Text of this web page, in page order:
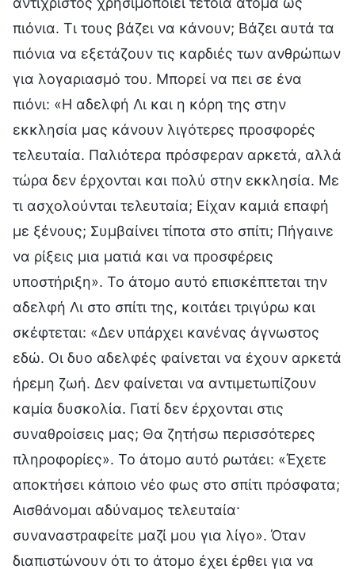
πιόνια. Τι τους βάζει να κάνουν; Βάζει αυτά τα
πιόνια να εξετάζουν τις καρδιές των ανθρώπων
για λογαριασμό του. Μπορεί να πει σε ένα
πιόνι: «Η αδελφή Λι και η κόρη της στην
εκκλησία μας κάνουν λιγότερες προσφορές
τελευταία. Παλιότερα πρόσφεραν αρκετά, αλλά
τώρα δεν έρχονται και πολύ στην εκκλησία. Με
τι ασχολούνται τελευταία; Είχαν καμιά επαφή
με ξένους; Συμβαίνει τίποτα στο σπίτι; Πήγαινε
να ρίξεις μια ματιά και να προσφέρεις
υποστήριξη». Το άτομο αυτό επισκέπτεται την
αδελφή Λι στο σπίτι της, κοιτάει τριγύρω και
σκέφτεται: «Δεν υπάρχει κανένας άγνωστος
εδώ. Οι δυο αδελφές φαίνεται να έχουν αρκετά
ήρεμη ζωή. Δεν φαίνεται να αντιμετωπίζουν
καμία δυσκολία. Γιατί δεν έρχονται στις
συναθροίσεις μας; Θα ζητήσω περισσότερες
πληροφορίες». Το άτομο αυτό ρωτάει: «Έχετε
αποκτήσει κάποιο νέο φως στο σπίτι πρόσφατα;
Αισθάνομαι αδύναμος τελευταία·
συναναστραφείτε μαζί μου για λίγο». Όταν
διαπιστώνουν ότι το άτομο έχει έρθει για να